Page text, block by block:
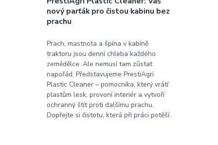
nový parťák pro čistou kabinu bez
prachu
Prach, mastnota a špína v kabině
traktoru jsou denní chleba každého
zemědělce. Ale nemusí tam zůstat
napořád. Představujeme PrestiAgri
Plastic Cleaner – pomocníka, který vrátí
plastům lesk, provoní interiér a vytvoří
ochranný štít proti dalšímu prachu.
Dopřejte si čistotu, která při práci potěší.